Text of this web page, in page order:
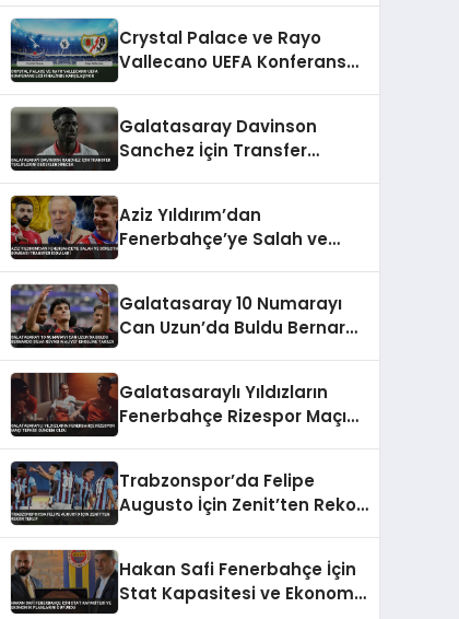
Crystal Palace ve Rayo
Vallecano UEFA Konferans
Galatasaray Davinson
Sanchez İçin Transfer
Aziz Yıldırım’dan
Fenerbahçe’ye Salah ve
Galatasaray 10 Numarayı
Can Uzun’da Buldu Bernardo
Galatasaraylı Yıldızların
Fenerbahçe Rizespor Maçı
Trabzonspor’da Felipe
Augusto İçin Zenit’ten Rekor
Hakan Safi Fenerbahçe İçin
Stat Kapasitesi ve Ekonomik